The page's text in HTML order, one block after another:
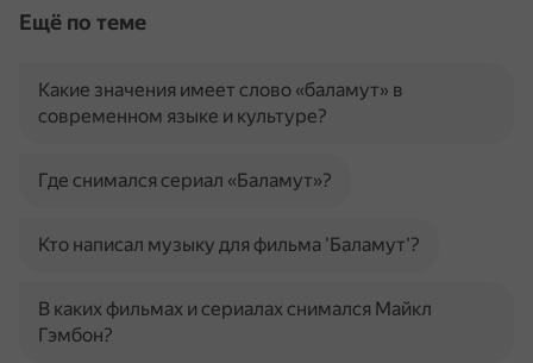
Ещё по теме
Какие значения имеет слово «баламут» в
современном языке и культуре?
Где снимался сериал «Баламут»?
Кто написал музыку для фильма 'Баламут'?
В каких фильмах и сериалах снимался Майкл
Гэмбон?